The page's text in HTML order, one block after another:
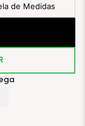
de Medidas